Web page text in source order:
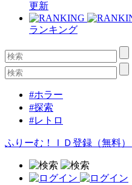
更新
ランキング
#ホラー
#探索
#レトロ
ふりーむ！ＩＤ登録（無料）